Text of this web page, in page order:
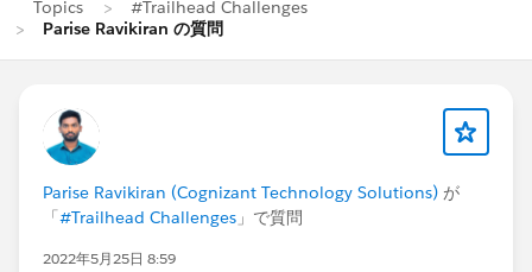
Topics
#Trailhead Challenges
Parise Ravikiran の質問
Parise Ravikiran (Cognizant Technology Solutions) が
「#Trailhead Challenges 」で質問
2022年5月25日 8:59